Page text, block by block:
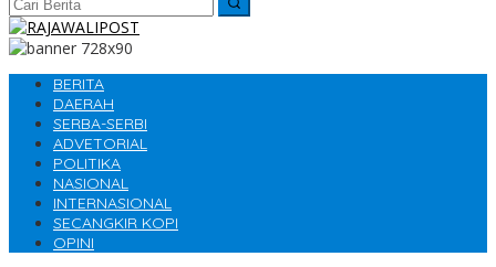
BERITA
DAERAH
SERBA-SERBI
ADVETORIAL
POLITIKA
NASIONAL
INTERNASIONAL
SECANGKIR KOPI
OPINI